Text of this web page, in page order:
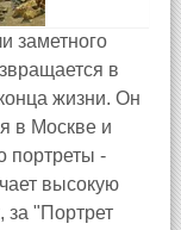
заметного
в
жизни. Он
в Москве и
портреты -
высокую
за "Портрет